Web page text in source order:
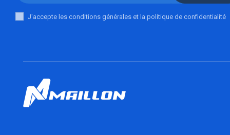
J'accepte les conditions générales et la politique de confidentialité